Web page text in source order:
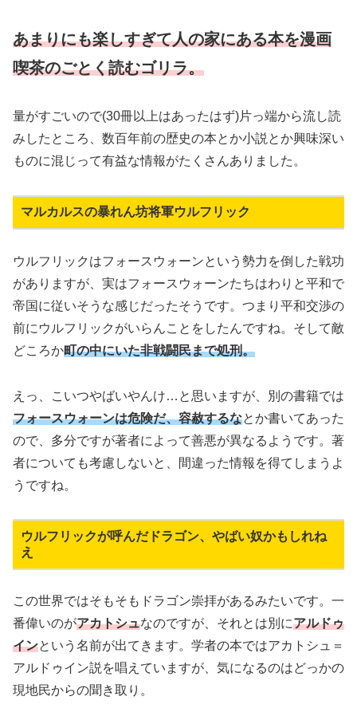
あまりにも楽しすぎて人の家にある本を漫画
喫茶のごとく読むゴリラ。
量がすごいので(30冊以上はあったはず)片っ端から流し読
みしたところ、数百年前の歴史の本とか小説とか興味深い
ものに混じって有益な情報がたくさんありました。
マルカルスの暴れん坊将軍ウルフリック
ウルフリックはフォースウォーンという勢力を倒した戦功
がありますが、実はフォースウォーンたちはわりと平和で
帝国に従いそうな感じだったそうです。つまり平和交渉の
前にウルフリックがいらんことをしたんですね。そして敵
どころか町の中にいた非戦闘民まで処刑。
えっ、こいつやばいやんけ…と思いますが、別の書籍では
フォースウォーンは危険だ、容赦するなとか書いてあった
ので、多分ですが著者によって善悪が異なるようです。著
者についても考慮しないと、間違った情報を得てしまうよ
うですね。
ウルフリックが呼んだドラゴン、やばい奴かもしれね
え
この世界ではそもそもドラゴン崇拝があるみたいです。一
番偉いのがアカトシュなのですが、それとは別にアルドゥ
インという名前が出てきます。学者の本ではアカトシュ＝
アルドゥイン説を唱えていますが、気になるのはどっかの
現地民からの聞き取り。